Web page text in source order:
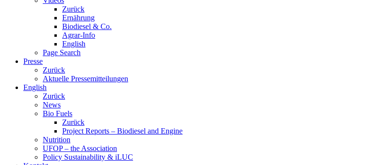
Zurück
Ernährung
Biodiesel & Co.
Agrar-Info
English
Page Search
Presse
Zurück
Aktuelle Pressemitteilungen
English
Zurück
News
Bio Fuels
Zurück
Project Reports – Biodiesel and Engine
Nutrition
UFOP – the Association
Policy Sustainability & iLUC